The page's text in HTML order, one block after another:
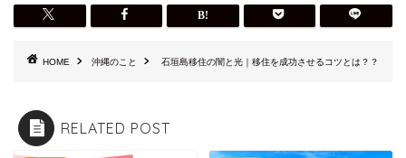
HOME 沖縄のこと 石垣島移住の闇と光｜移住を成功させるコツとは？？
RELATED POST